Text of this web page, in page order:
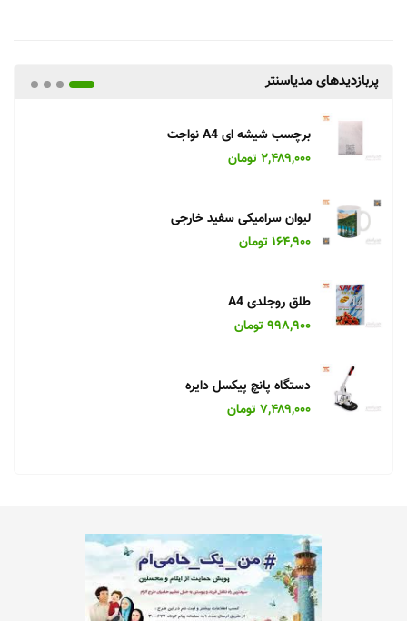
پربازدیدهای مدیاسنتر
برچسب شیشه ای A4 نواجت
۲,۴۸۹,۰۰۰ تومان
لیوان سرامیکی سفید خارجی
۱۶۴,۹۰۰ تومان
طلق روجلدی A4
۹۹۸,۹۰۰ تومان
دستگاه پانچ پیکسل دایره
۷,۴۸۹,۰۰۰ تومان